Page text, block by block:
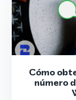
Cómo
número